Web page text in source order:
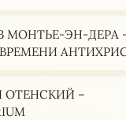
МОНТЬЕ-ЭН-ДЕРА
ОТЕНСКИЙ –